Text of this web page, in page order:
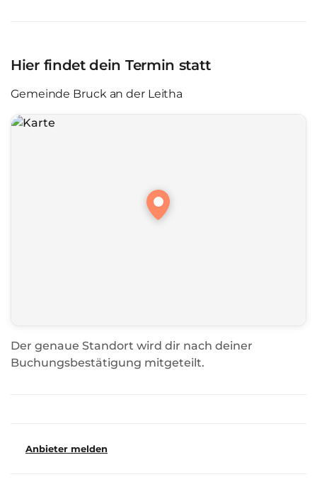
Hier findet dein Termin statt
Gemeinde Bruck an der Leitha
Der genaue Standort wird dir nach deiner
Buchungsbestätigung mitgeteilt.
Anbieter melden